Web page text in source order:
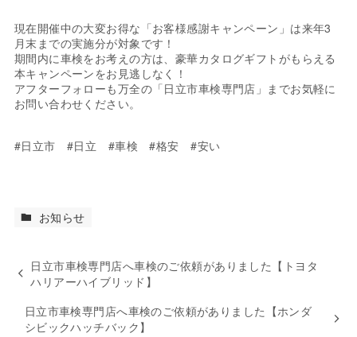
現在開催中の大変お得な「お客様感謝キャンペーン」は来年3
月末までの実施分が対象です！
期間内に車検をお考えの方は、豪華カタログギフトがもらえる
本キャンペーンをお見逃しなく！
アフターフォローも万全の「日立市車検専門店」までお気軽に
お問い合わせください。
#日立市 #日立 #車検 #格安 #安い
お知らせ
日立市車検専門店へ車検のご依頼がありました【トヨタ
ハリアーハイブリッド】
日立市車検専門店へ車検のご依頼がありました【ホンダ
シビックハッチバック】